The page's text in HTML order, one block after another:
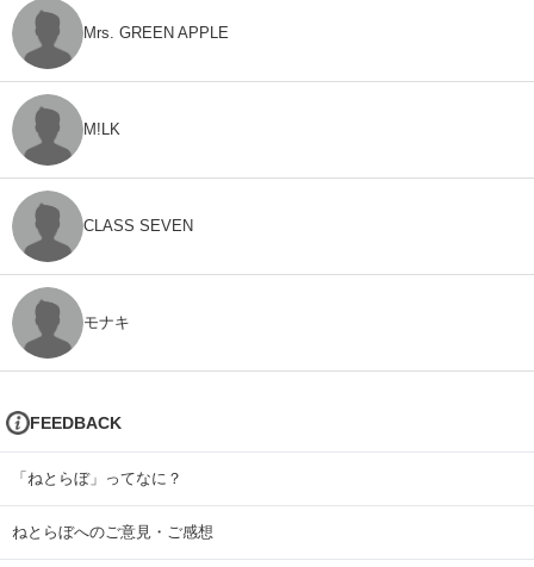
Mrs. GREEN APPLE
M!LK
CLASS SEVEN
モナキ
FEEDBACK
「ねとらぼ」ってなに？
ねとらぼへのご意見・ご感想